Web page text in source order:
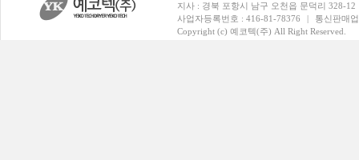
지사 : 경북 포항시 남구 오천읍 문덕리 328-12
사업자등록번호 : 416-81-78376
|
통신판매
Copyright (c) 예코텍(주) All Right Reserved.